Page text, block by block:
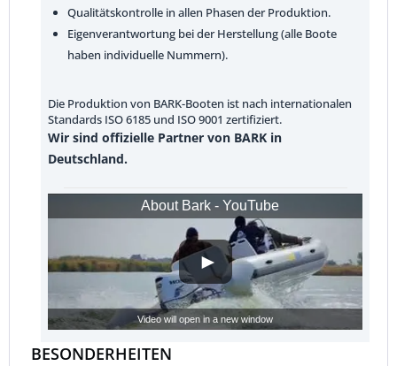
Qualitätskontrolle in allen Phasen der Produktion.
Eigenverantwortung bei der Herstellung (alle Boote
haben individuelle Nummern).
Die Produktion von BARK-Booten ist nach internationalen
Standards ISO 6185 und ISO 9001 zertifiziert.
Wir sind offizielle Partner von BARK in
Deutschland.
About Bark - YouTube
Video will open in a new window
BESONDERHEITEN